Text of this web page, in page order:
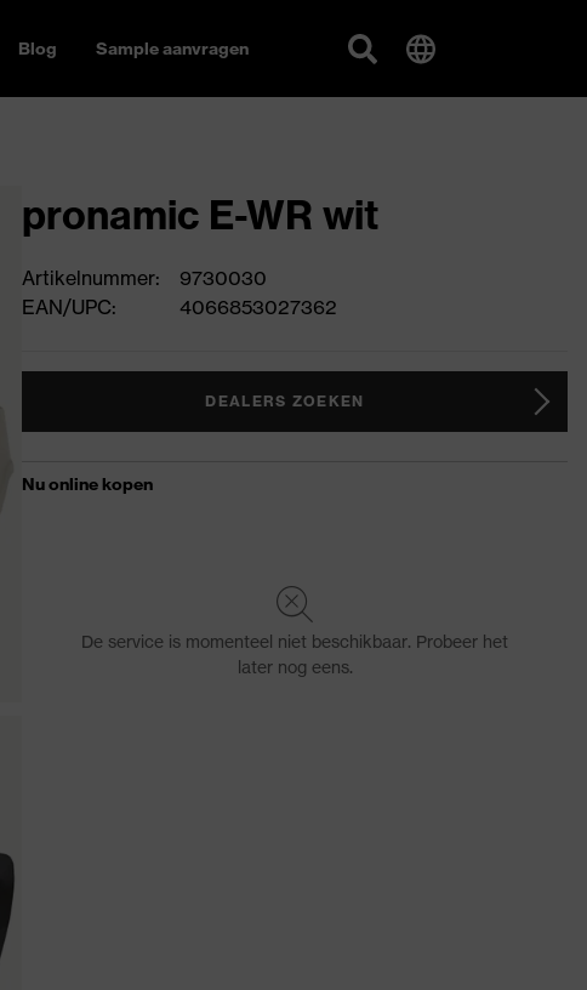
Blog Sample aanvragen
pronamic E-WR wit
Artikelnummer:
9730030
EAN/UPC:
4066853027362
DEALERS ZOEKEN